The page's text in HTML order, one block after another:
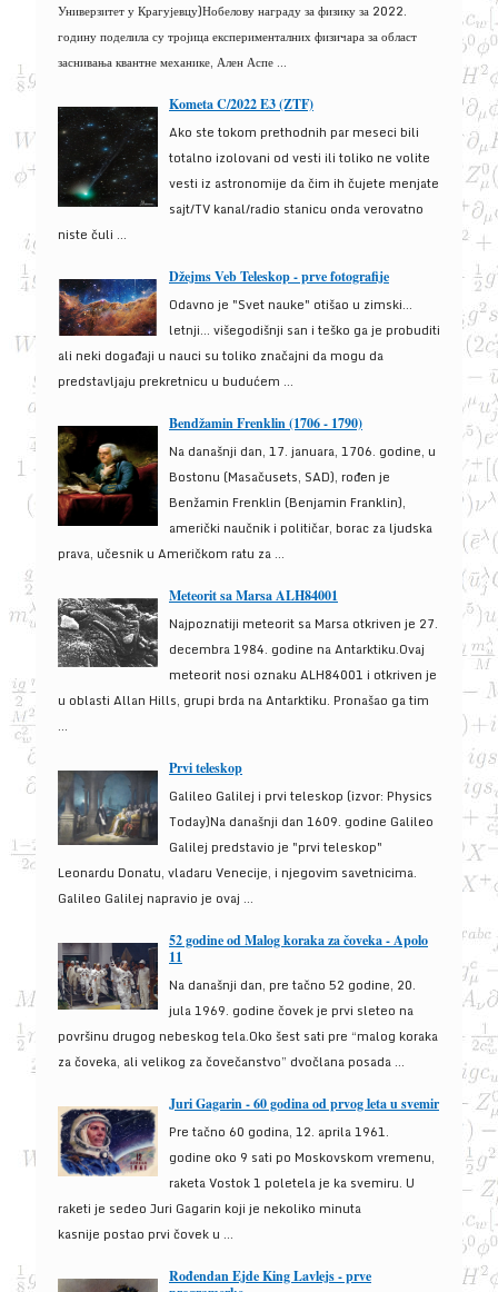
Универзитет у Крагујевцу)Нобелову награду за физику за 2022.
годину поделила су тројица експерименталних физичара за област
заснивања квантне механике, Ален Аспе ...
Kometa C/2022 E3 (ZTF)
Ako ste tokom prethodnih par meseci bili
totalno izolovani od vesti ili toliko ne volite
vesti iz astronomije da čim ih čujete menjate
sajt/TV kanal/radio stanicu onda verovatno
niste čuli ...
Džejms Veb Teleskop - prve fotografije
Odavno je "Svet nauke" otišao u zimski...
letnji... višegodišnji san i teško ga je probuditi
ali neki događaji u nauci su toliko značajni da mogu da
predstavljaju prekretnicu u budućem ...
Bendžamin Frenklin (1706 - 1790)
Na današnji dan, 17. januara, 1706. godine, u
Bostonu (Masačusets, SAD), rođen je
Benžamin Frenklin (Benjamin Franklin),
američki naučnik i političar, borac za ljudska
prava, učesnik u Američkom ratu za ...
Meteorit sa Marsa ALH84001
Najpoznatiji meteorit sa Marsa otkriven je 27.
decembra 1984. godine na Antarktiku.Ovaj
meteorit nosi oznaku ALH84001 i otkriven je
u oblasti Allan Hills, grupi brda na Antarktiku. Pronašao ga tim
...
Prvi teleskop
Galileo Galilej i prvi teleskop (izvor: Physics
Today)Na današnji dan 1609. godine Galileo
Galilej predstavio je "prvi teleskop"
Leonardu Donatu, vladaru Venecije, i njegovim savetnicima.
Galileo Galilej napravio je ovaj ...
52 godine od Malog koraka za čoveka - Apolo
11
Na današnji dan, pre tačno 52 godine, 20.
jula 1969. godine čovek je prvi sleteo na
površinu drugog nebeskog tela.Oko šest sati pre “malog koraka
za čoveka, ali velikog za čovečanstvo” dvočlana posada ...
Juri Gagarin - 60 godina od prvog leta u svemir
Pre tačno 60 godina, 12. aprila 1961.
godine oko 9 sati po Moskovskom vremenu,
raketa Vostok 1 poletela je ka svemiru. U
raketi je sedeo Juri Gagarin koji je nekoliko minuta
kasnije postao prvi čovek u ...
Rođendan Ejde King Lavlejs - prve